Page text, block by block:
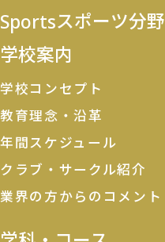
Sportsスポーツ分野
学校案内
学校コンセプト
教育理念・沿革
年間スケジュール
クラブ・サークル紹介
業界の方からのコメント